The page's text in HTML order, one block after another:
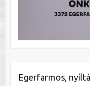
Egerfarmos,